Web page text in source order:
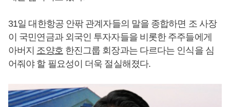
31일 대한항공 안팎 관계자들의 말을 종합하면 조 사장
이 국민연금과 외국인 투자자들을 비롯한 주주들에게
아버지 조양호한진그룹 회장과는 다르다는 인식을 심
어줘야 할 필요성이 더욱 절실해졌다.